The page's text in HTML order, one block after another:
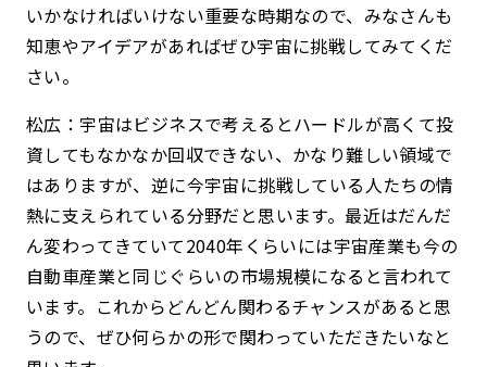
いかなければいけない重要な時期なので、みなさんも
知恵やアイデアがあればぜひ宇宙に挑戦してみてくだ
さい。
松広：宇宙はビジネスで考えるとハードルが高くて投
資してもなかなか回収できない、かなり難しい領域で
はありますが、逆に今宇宙に挑戦している人たちの情
熱に支えられている分野だと思います。最近はだんだ
ん変わってきていて2040年くらいには宇宙産業も今の
自動車産業と同じぐらいの市場規模になると言われて
います。これからどんどん関わるチャンスがあると思
うので、ぜひ何らかの形で関わっていただきたいなと